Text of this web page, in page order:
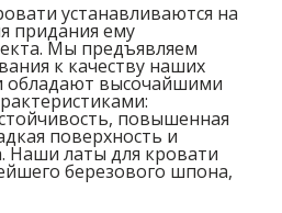
устанавливаются на
придания ему
Мы предъявляем
к качеству наших
обладают высочайшими
повышенная
поверхность и
Наши латы для кровати
березового шпона,